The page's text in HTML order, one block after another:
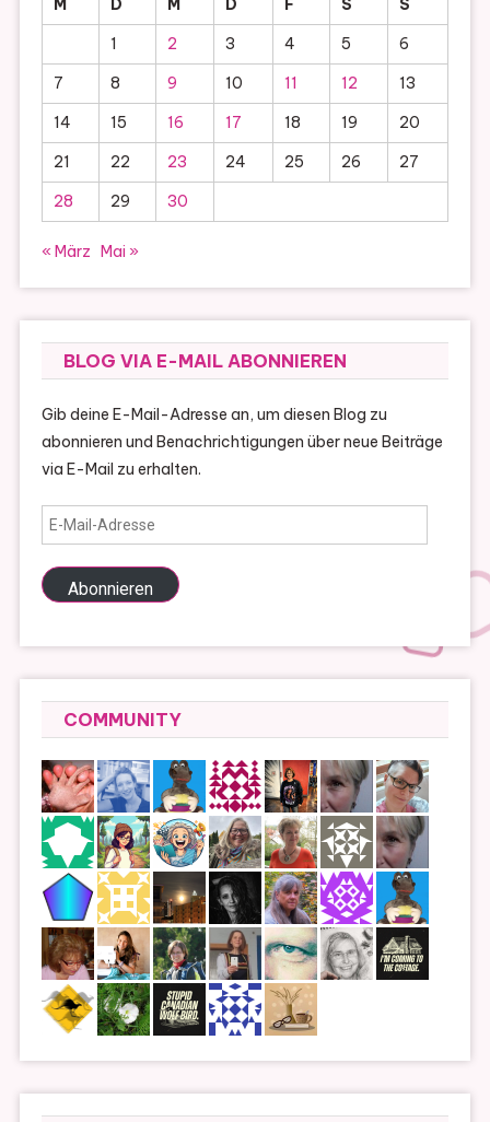
M
D M D F S
S
1
2 3 4 5
6
7
8 9 10 11 12
13
14
15 16 17 18 19
20
21
22 23 24 25 26
27
28
29 30
« März Mai »
BLOG VIA E-MAIL ABONNIEREN
Gib deine E-Mail-Adresse an, um diesen Blog zu
abonnieren und Benachrichtigungen über neue Beiträge
via E-Mail zu erhalten.
E-
Mail-
Adresse
Abonnieren
COMMUNITY